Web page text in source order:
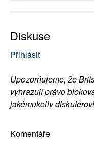
Diskuse
Přihlásit
Upozorňujeme, že
vyhrazují právo
jakémukoliv
Komentáře